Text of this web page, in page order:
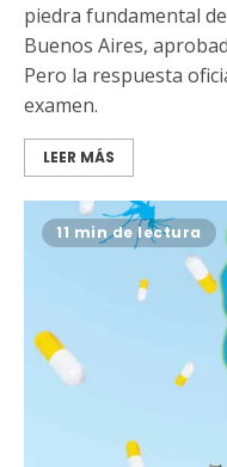
piedra fundamental
Buenos Aires,
Pero la respuesta
examen.
LEER MÁS
11 min de lectura